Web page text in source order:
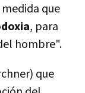
que
, para
hombre".
que